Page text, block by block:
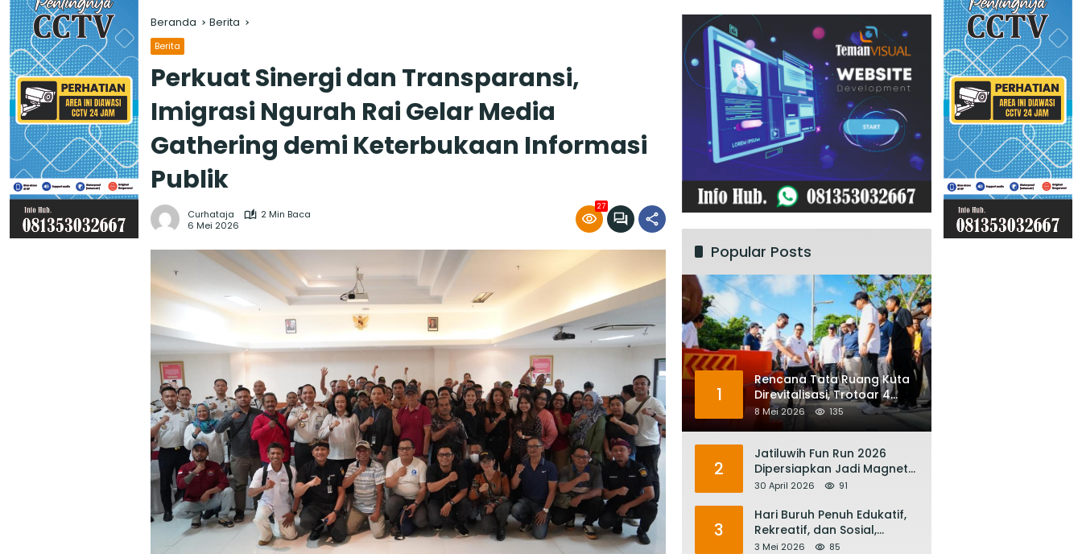
Beranda Berita
Berita
Perkuat Sinergi dan Transparansi,
Imigrasi Ngurah Rai Gelar Media
Gathering demi Keterbukaan Informasi
Publik
Curhataja
2 Min Baca
6 Mei 2026
27
Popular Posts
1
Rencana Tata Ruang Kuta
Direvitalisasi, Trotoar 4
Meter dan Integrasi
Transportasi Listrik
8 Mei 2026 135
2
Jatiluwih Fun Run 2026
Dipersiapkan Jadi Magnet
Pariwisata Internasional,
Pariwisata Bali
30 April 2026 91
3
Hari Buruh Penuh Edukatif,
Rekreatif, dan Sosial,
Gubernur Koster: Matur
3 Mei 2026 85